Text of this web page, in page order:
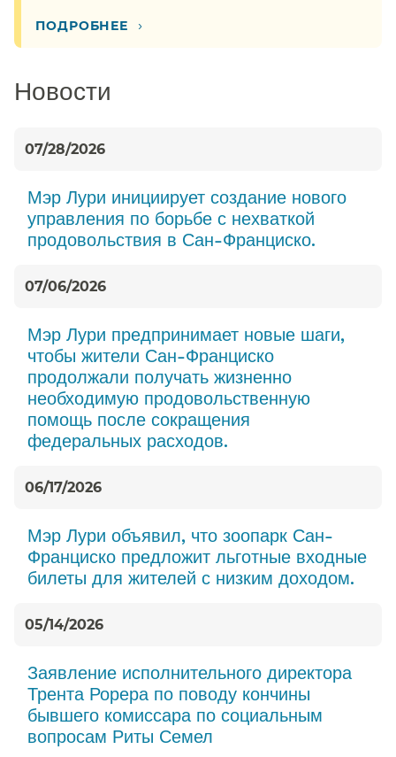
ПОДРОБНЕЕ​​ ›
Новости​​
07/28/2026
Мэр Лури инициирует создание нового
управления по борьбе с нехваткой
продовольствия в Сан-Франциско.​​
07/06/2026
Мэр Лури предпринимает новые шаги,
чтобы жители Сан-Франциско
продолжали получать жизненно
необходимую продовольственную
помощь после сокращения
федеральных расходов.​​
06/17/2026
Мэр Лури объявил, что зоопарк Сан-
Франциско предложит льготные входные
билеты для жителей с низким доходом.​​
05/14/2026
Заявление исполнительного директора
Трента Рорера по поводу кончины
бывшего комиссара по социальным
вопросам Риты Семел​​